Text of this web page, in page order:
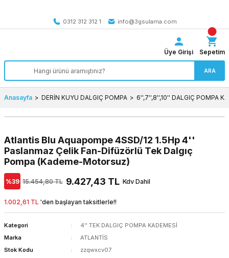
0312 312 312 1
info@3gsulama.com
ARA
Üye Girişi Sepetim
Anasayfa DERİN KUYU DALGIÇ POMPA 6'',7'',8'',10'' DALGIÇ POMPA
Atlantis Blu Aquapompe 4SSD/12 1.5Hp 4''
Paslanmaz Çelik Fan-Difüzörlü Tek Dalgıç
Pompa (Kademe-Motorsuz)
%39 15.454,80 TL 9.427,43 TL Kdv Dahil
1.002,61 TL 'den başlayan taksitlerle!!
Kategori
4'' TEK DALGIÇ POMPA KADEMESİ
Marka
ATLANTİS
Stok Kodu
zzqwxcv07